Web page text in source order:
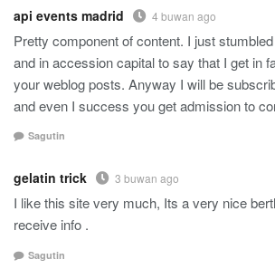
api events madrid 4 buwan ago
Pretty component of content. I just
and in accession capital to say that I get in
your weblog posts. Anyway I will be
and even I success you get admission to
Sagutin
gelatin trick 3 buwan ago
I like this site very much, Its a very nice
receive info .
Sagutin